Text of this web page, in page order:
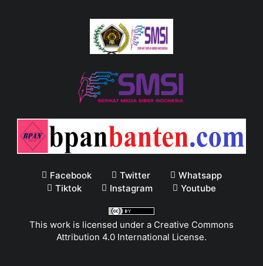
Facebook Twitter
Whatsapp
Tiktok
Instagram Youtube
This work is licensed under a Creative Commons
Attribution 4.0 International License.